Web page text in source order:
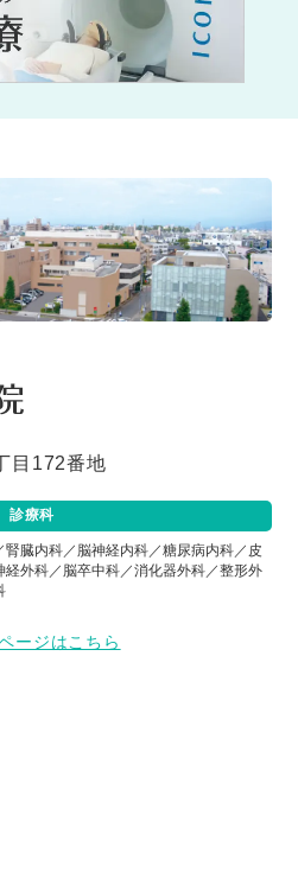
目172番地
診療科
臓内科／脳神経内科／糖尿病内科／皮
外科／脳卒中科／消化器外科／整形外
ージはこちら